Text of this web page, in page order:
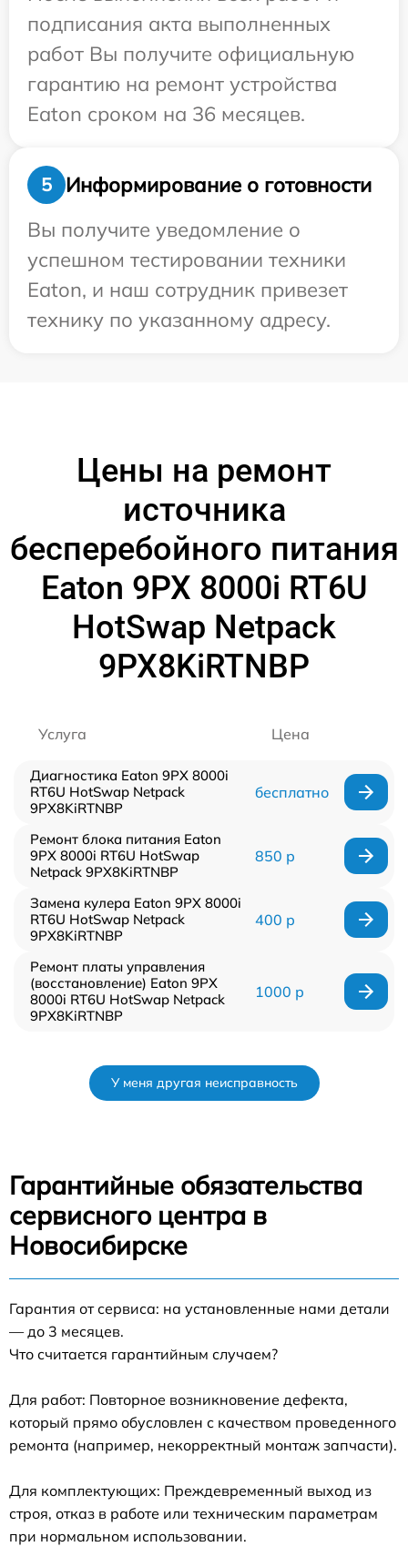
подписания акта выполненных
работ Вы получите официальную
гарантию на ремонт устройства
Eaton сроком на 36 месяцев.
5
Информирование о готовности
Вы получите уведомление о
успешном тестировании техники
Eaton, и наш сотрудник привезет
технику по указанному адресу.
Цены на ремонт
источника
бесперебойного питания
Eaton 9PX 8000i RT6U
HotSwap Netpack
9PX8KiRTNBP
Услуга Цена
Диагностика Eaton 9PX 8000i
RT6U HotSwap Netpack
9PX8KiRTNBP
бесплатно
Ремонт блока питания Eaton
9PX 8000i RT6U HotSwap
Netpack 9PX8KiRTNBP
850 р
Замена кулера Eaton 9PX 8000i
RT6U HotSwap Netpack
9PX8KiRTNBP
400 р
Ремонт платы управления
(восстановление) Eaton 9PX
8000i RT6U HotSwap Netpack
9PX8KiRTNBP
1000 р
У меня другая неисправность
Гарантийные обязательства
сервисного центра в
Новосибирске
Гарантия от сервиса: на установленные нами детали
— до 3 месяцев.
Что считается гарантийным случаем?
Для работ: Повторное возникновение дефекта,
который прямо обусловлен с качеством проведенного
ремонта (например, некорректный монтаж запчасти).
Для комплектующих: Преждевременный выход из
строя, отказ в работе или техническим параметрам
при нормальном использовании.